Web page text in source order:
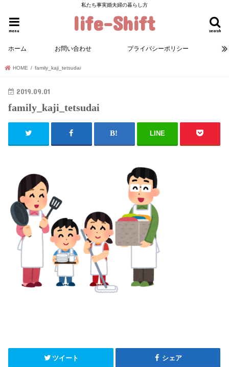
私たち事実婚夫婦の暮らし方
life-Shift search
menu
ホーム お問い合わせ プライバシーポリシー
HOME family_kaji_tetsudai
2019.09.01
family_kaji_tetsudai
LINE
ツイート シェア